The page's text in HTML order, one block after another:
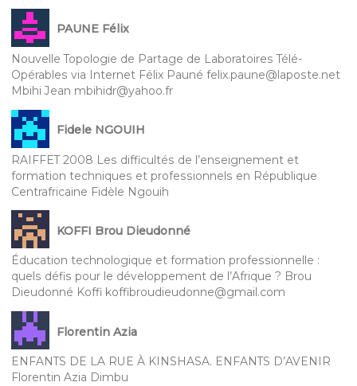
PAUNE Félix
Nouvelle Topologie de Partage de Laboratoires Télé-
Opérables via Internet Félix Pauné felix.paune@laposte.net
Mbihi Jean mbihidr@yahoo.fr
Fidele NGOUIH
RAIFFET 2008 Les difficultés de l’enseignement et
formation techniques et professionnels en République
Centrafricaine Fidèle Ngouih
KOFFI Brou Dieudonné
Éducation technologique et formation professionnelle :
quels défis pour le développement de l’Afrique ? Brou
Dieudonné Koffi koffibroudieudonne@gmail.com
Florentin Azia
ENFANTS DE LA RUE À KINSHASA. ENFANTS D’AVENIR
Florentin Azia Dimbu